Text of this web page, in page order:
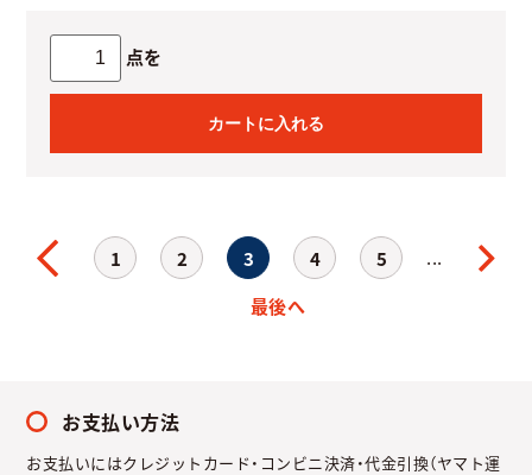
点を
カートに入れる
1 2 3 4 5
...
最後へ
お支払い方法
お支払いにはクレジットカード・コンビニ決済・代金引換（ヤマト運